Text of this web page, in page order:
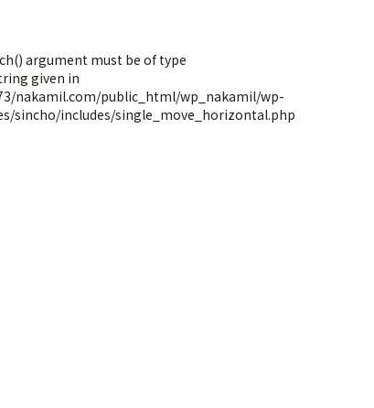
argument must be of type
given in
nakamil.com/public_html/wp_nakamil/wp-
sincho/includes/single_move_horizontal.php